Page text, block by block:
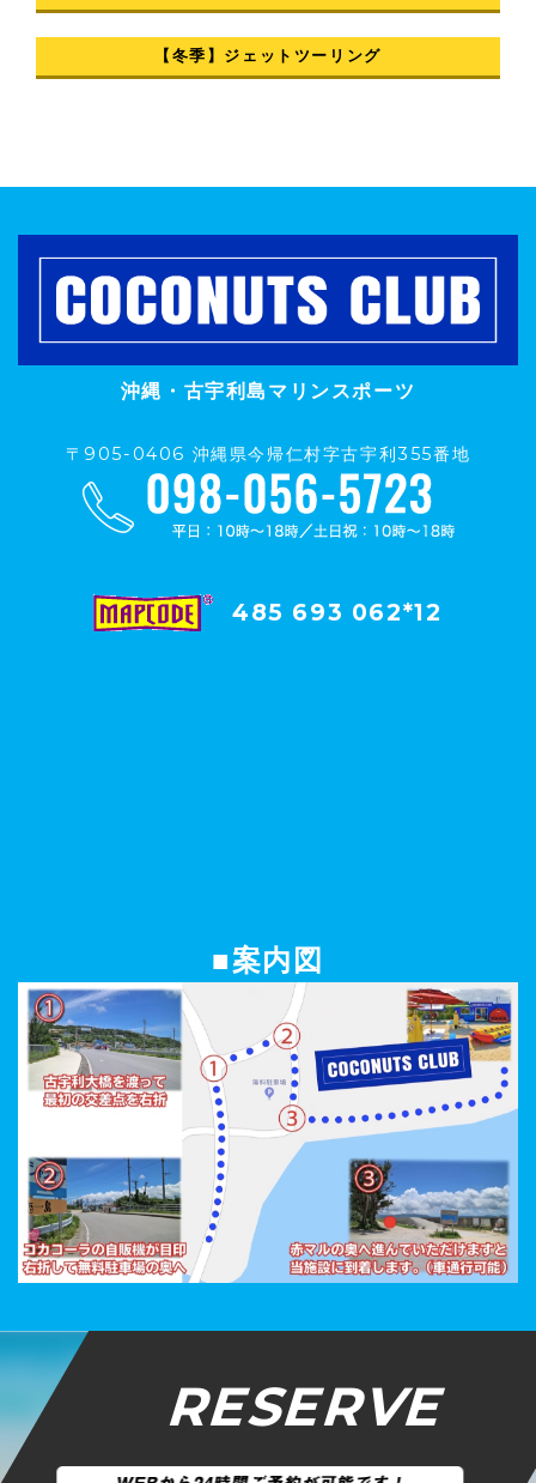
【冬季】ジェットツーリング
沖縄・古宇利島マリンスポーツ
〒905-0406 沖縄県今帰仁村字古宇利355番地
485 693 062*12
■案内図
RESERVE